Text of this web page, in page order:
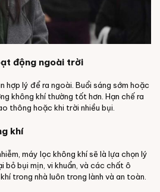
động ngoài trời
hợp lý để ra ngoài. Buổi sáng sớm hoặc
không khí thường tốt hơn. Hạn chế ra
thông hoặc khi trời nhiều bụi.
khí
máy lọc không khí sẽ là lựa chọn lý
bỏ bụi mịn, vi khuẩn, và các chất ô
trong nhà luôn trong lành và an toàn.